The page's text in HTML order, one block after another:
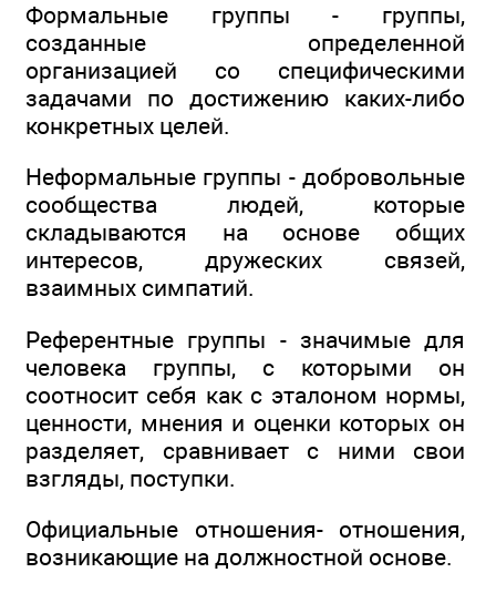
Формальные группы - группы,
созданные определенной
организацией со специфическими
задачами по достижению каких-либо
конкретных целей.
Неформальные группы - добровольные
сообщества людей, которые
складываются на основе общих
интересов, дружеских связей,
взаимных симпатий.
Референтные группы - значимые для
человека группы, с которыми он
соотносит себя как с эталоном нормы,
ценности, мнения и оценки которых он
разделяет, сравнивает с ними свои
взгляды, поступки.
Официальные отношения- отношения,
возникающие на должностной основе.